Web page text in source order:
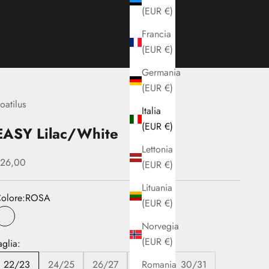
(EUR €)
Francia
(EUR €)
Germania
(EUR €)
Italia
(EUR €)
Lettonia
(EUR €)
Lituania
(EUR €)
Norvegia
(EUR €)
Romania
Lilac/White
scontato
ROSA
ROSA
22/23
24/25 26/27 28/29 30/31